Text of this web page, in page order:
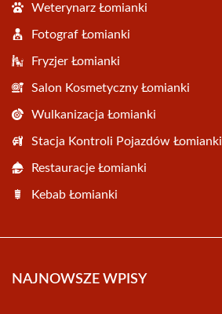
Weterynarz Łomianki
Fotograf Łomianki
Fryzjer Łomianki
Salon Kosmetyczny Łomianki
Wulkanizacja Łomianki
Stacja Kontroli Pojazdów Łomianki
Restauracje Łomianki
Kebab Łomianki
NAJNOWSZE WPISY